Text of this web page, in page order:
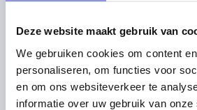
Deze website maakt gebruik van
We gebruiken cookies om content
personaliseren, om functies voor
en om ons websiteverkeer te
informatie over uw gebruik van onze